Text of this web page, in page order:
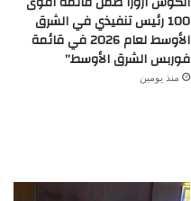
100 رئيس تنفيذي في الشرق
الأوسط لعام 2026 في قائمة
فوربس الشرق الأوسط”
منذ يومين